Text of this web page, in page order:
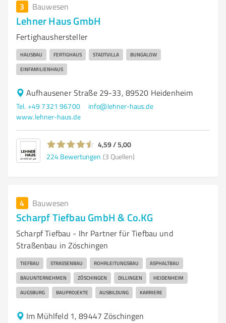
3 Bauwesen
Lehner Haus GmbH
Fertighaushersteller
HAUSBAU FERTIGHAUS STADTVILLA BUNGALOW
EINFAMILIENHAUS
Aufhausener Straße 29-33, 89520 Heidenheim
Tel. +49 7321 96700
info@lehner-haus.de
www.lehner-haus.de
4,59 / 5,00
224 Bewertungen (3 Quellen)
4 Bauwesen
Scharpf Tiefbau GmbH & Co.KG
Scharpf Tiefbau - Ihr Partner für Tiefbau und
Straßenbau in Zöschingen
TIEFBAU STRASSENBAU ROHRLEITUNGSBAU ASPHALTBAU
BAUUNTERNEHMEN ZÖSCHINGEN DILLINGEN HEIDENHEIM
AUGSBURG BAUPROJEKTE AUSBILDUNG KARRIERE
Im Mühlfeld 1, 89447 Zöschingen